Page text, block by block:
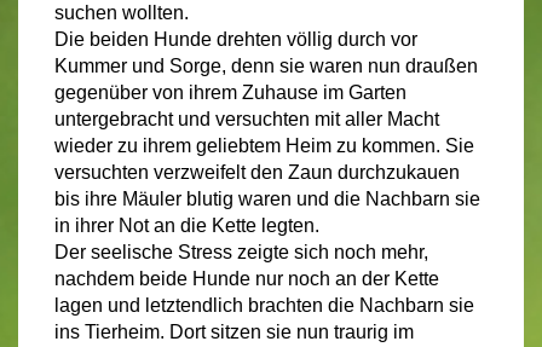
suchen wollten.
Die beiden Hunde drehten völlig durch vor
Kummer und Sorge, denn sie waren nun draußen
gegenüber von ihrem Zuhause im Garten
untergebracht und versuchten mit aller Macht
wieder zu ihrem geliebtem Heim zu kommen. Sie
versuchten verzweifelt den Zaun durchzukauen
bis ihre Mäuler blutig waren und die Nachbarn sie
in ihrer Not an die Kette legten.
Der seelische Stress zeigte sich noch mehr,
nachdem beide Hunde nur noch an der Kette
lagen und letztendlich brachten die Nachbarn sie
ins Tierheim. Dort sitzen sie nun traurig im